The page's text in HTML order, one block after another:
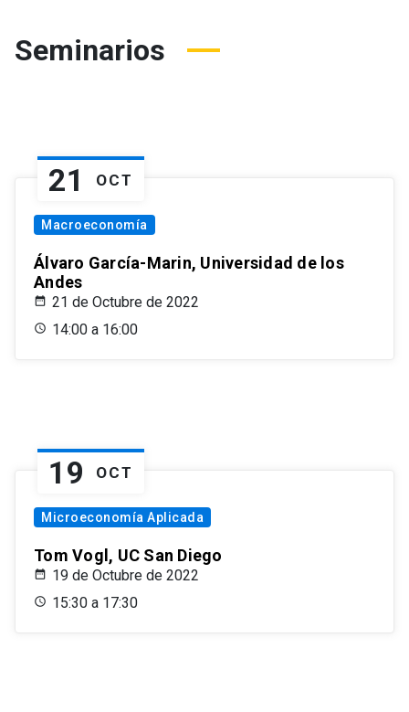
Seminarios
21 OCT
Macroeconomía
Álvaro García-Marin, Universidad de los
Andes
21 de Octubre de 2022
14:00 a 16:00
19 OCT
Microeconomía Aplicada
Tom Vogl, UC San Diego
19 de Octubre de 2022
15:30 a 17:30